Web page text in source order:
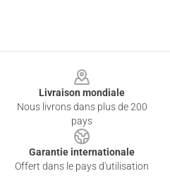
Livraison mondiale
Nous livrons dans plus de 200
pays
Garantie internationale
Offert dans le pays d'utilisation